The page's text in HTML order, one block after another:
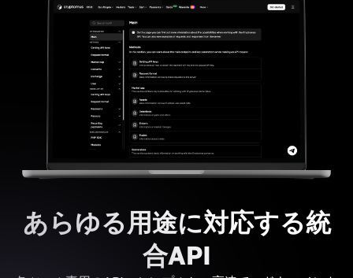
あらゆる用途に対応する統
合API